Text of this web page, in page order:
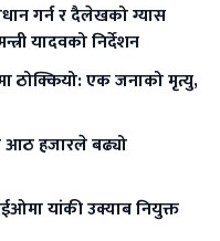
गर्न र दैलेखको ग्यास
यादवको निर्देशन
ठोक्कियो: एक जनाको मृत्यु,
आठ हजारले बढ्यो
यांकी उक्याब नियुक्त